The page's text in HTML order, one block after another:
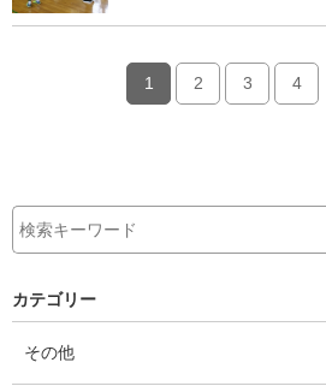
1 2 3 4
カテゴリー
その他